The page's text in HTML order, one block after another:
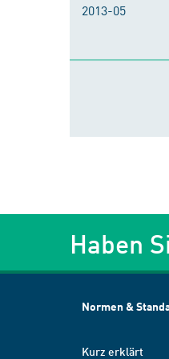
2013-05
Haben
Normen &
Kurz erklärt